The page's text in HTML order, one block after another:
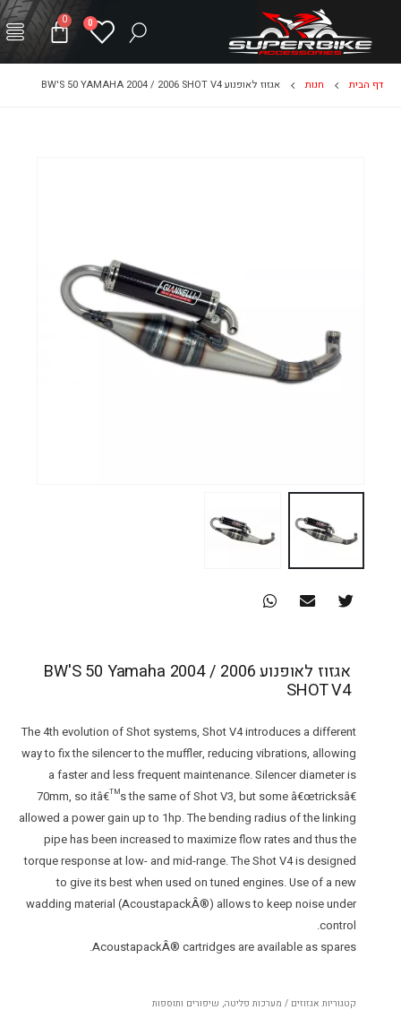
0
0
דף הבית חנות אגזוז לאופנוע BW'S 50 YAMAHA 2004 / 2006 SHOT V4
אגזוז לאופנוע BW'S 50 Yamaha 2004 / 2006
SHOT V4
The 4th evolution of Shot systems, Shot V4 introduces a different
way to fix the silencer to the muffler, reducing vibrations, allowing
a faster and less frequent maintenance. Silencer diameter is
70mm, so itâ€™s the same of Shot V3, but some â€œtricksâ€
allowed a power gain up to 1hp. The bending radius of the linking
pipe has been increased to maximize flow rates and thus the
torque response at low- and mid-range. The Shot V4 is designed
to give its best when used on tuned engines. Use of a new
wadding material (AcoustapackÂ®) allows to keep noise under
control.
AcoustapackÂ® cartridges are available as spares.
קטגוריות אגזוזים / מערכות פליטה, שיפורים ותוספות